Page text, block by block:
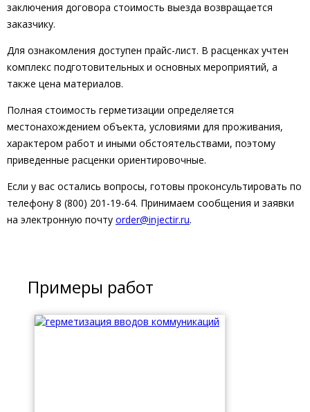
заключения договора стоимость выезда возвращается
заказчику.
Для ознакомления доступен прайс-лист. В расценках учтен
комплекс подготовительных и основных мероприятий, а
также цена материалов.
Полная стоимость герметизации определяется
местонахождением объекта, условиями для проживания,
характером работ и иными обстоятельствами, поэтому
приведенные расценки ориентировочные.
Если у вас остались вопросы, готовы проконсультировать по
телефону 8 (800) 201-19-64. Принимаем сообщения и заявки
на электронную почту order@injectir.ru.
Примеры работ